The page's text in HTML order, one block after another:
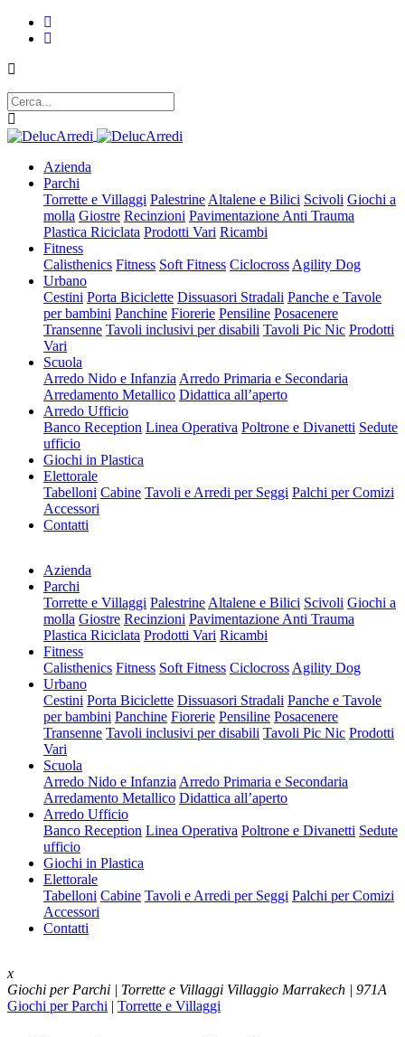
Azienda
Parchi
Torrette e Villaggi Palestrine Altalene e Bilici Scivoli Giochi a
molla Giostre Recinzioni Pavimentazione Anti Trauma
Plastica Riciclata Prodotti Vari Ricambi
Fitness
Calisthenics Fitness Soft Fitness Ciclocross Agility Dog
Urbano
Cestini Porta Biciclette Dissuasori Stradali Panche e Tavole
per bambini Panchine Fiorerie Pensiline Posacenere
Transenne Tavoli inclusivi per disabili Tavoli Pic Nic Prodotti
Vari
Scuola
Arredo Nido e Infanzia Arredo Primaria e Secondaria
Arredamento Metallico Didattica all’aperto
Arredo Ufficio
Banco Reception Linea Operativa Poltrone e Divanetti Sedute
ufficio
Giochi in Plastica
Elettorale
Tabelloni Cabine Tavoli e Arredi per Seggi Palchi per Comizi
Accessori
Contatti
Azienda
Parchi
Torrette e Villaggi Palestrine Altalene e Bilici Scivoli Giochi a
molla Giostre Recinzioni Pavimentazione Anti Trauma
Plastica Riciclata Prodotti Vari Ricambi
Fitness
Calisthenics Fitness Soft Fitness Ciclocross Agility Dog
Urbano
Cestini Porta Biciclette Dissuasori Stradali Panche e Tavole
per bambini Panchine Fiorerie Pensiline Posacenere
Transenne Tavoli inclusivi per disabili Tavoli Pic Nic Prodotti
Vari
Scuola
Arredo Nido e Infanzia Arredo Primaria e Secondaria
Arredamento Metallico Didattica all’aperto
Arredo Ufficio
Banco Reception Linea Operativa Poltrone e Divanetti Sedute
ufficio
Giochi in Plastica
Elettorale
Tabelloni Cabine Tavoli e Arredi per Seggi Palchi per Comizi
Accessori
Contatti
x
Giochi per Parchi | Torrette e Villaggi Villaggio Marrakech | 971A
Giochi per Parchi | Torrette e Villaggi